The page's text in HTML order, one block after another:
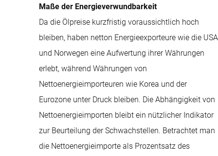
Maße der Energieverwundbarkeit
Da die Ölpreise kurzfristig voraussichtlich hoch
bleiben, haben netton Energieexporteure wie die USA
und Norwegen eine Aufwertung ihrer Währungen
erlebt, während Währungen von
Nettoenergieimporteuren wie Korea und der
Eurozone unter Druck bleiben. Die Abhängigkeit von
Nettoenergieimporten bleibt ein nützlicher Indikator
zur Beurteilung der Schwachstellen. Betrachtet man
die Nettoenergieimporte als Prozentsatz des